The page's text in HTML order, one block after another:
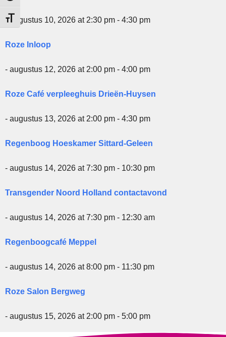
Kies grootte van het lettertype
- augustus 10, 2026 at 2:30 pm - 4:30 pm
Roze Inloop
- augustus 12, 2026 at 2:00 pm - 4:00 pm
Roze Café verpleeghuis Drieën-Huysen
- augustus 13, 2026 at 2:00 pm - 4:30 pm
Regenboog Hoeskamer Sittard-Geleen
- augustus 14, 2026 at 7:30 pm - 10:30 pm
Transgender Noord Holland contactavond
- augustus 14, 2026 at 7:30 pm - 12:30 am
Regenboogcafé Meppel
- augustus 14, 2026 at 8:00 pm - 11:30 pm
Roze Salon Bergweg
- augustus 15, 2026 at 2:00 pm - 5:00 pm